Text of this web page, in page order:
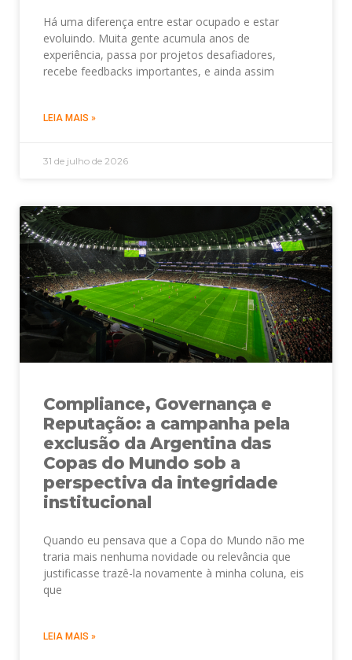
Há uma diferença entre estar ocupado e estar
evoluindo. Muita gente acumula anos de
experiência, passa por projetos desafiadores,
recebe feedbacks importantes, e ainda assim
LEIA MAIS »
31 de julho de 2026
Compliance, Governança e
Reputação: a campanha pela
exclusão da Argentina das
Copas do Mundo sob a
perspectiva da integridade
institucional
Quando eu pensava que a Copa do Mundo não me
traria mais nenhuma novidade ou relevância que
justificasse trazê-la novamente à minha coluna, eis
que
LEIA MAIS »